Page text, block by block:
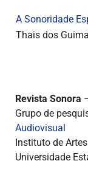
A Sonoridade
Thais dos
Revista Sonora
Grupo de
Audiovisual
Instituto de Artes
Universidade